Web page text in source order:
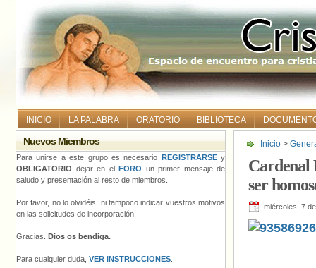
INICIO LA PALABRA ORATORIO BIBLIOTECA
Inicio >
Cardenal
ser
miércoles, 7
Nuevos Miembros
Para unirse a este grupo es necesario REGISTRARSEy
OBLIGATORIO dejar en el FORO un primer mensaje de
saludo y presentación al resto de miembros.
Por favor, no lo olvidéis, ni tampoco indicar vuestros motivos
en las solicitudes de incorporación.
Gracias. Dios os bendiga.
Para cualquier duda, VER INSTRUCCIONES